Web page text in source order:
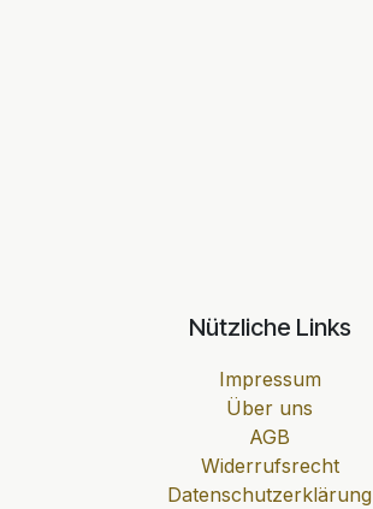
Nützliche Links
Impressum
Über uns
AGB
Widerrufsrecht
Datenschutzerklärung